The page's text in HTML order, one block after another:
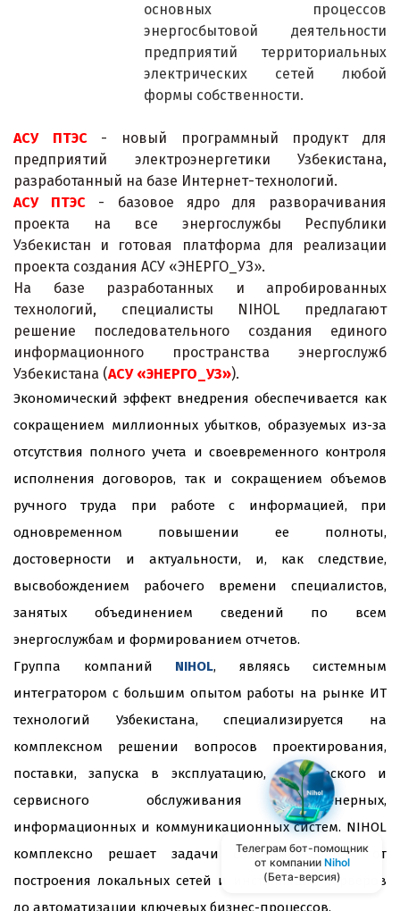
Телеграм бот-помощник
от компании Nihol
(Бета-версия)
основных процессов
энергосбытовой деятельности
предприятий территориальных
электрических сетей любой
формы собственности.
АСУ ПТЭС - новый программный продукт для
предприятий электроэнергетики Узбекистана,
разработанный на базе Интернет-технологий.
АСУ ПТЭС - базовое ядро для разворачивания
проекта на все энергослужбы Республики
Узбекистан и готовая платформа для реализации
проекта создания АСУ «ЭНЕРГО_УЗ».
На базе разработанных и апробированных
технологий, специалисты NIHOL предлагают
решение последовательного создания единого
информационного пространства энергослужб
Узбекистана (АСУ «ЭНЕРГО_УЗ»).
Экономический эффект внедрения обеспечивается как
сокращением миллионных убытков, образуемых из-за
отсутствия полного учета и своевременного контроля
исполнения договоров, так и сокращением объемов
ручного труда при работе с информацией, при
одновременном повышении ее полноты,
достоверности и актуальности, и, как следствие,
высвобождением рабочего времени специалистов,
занятых объединением сведений по всем
энергослужбам и формированием отчетов.
Группа компаний NIHOL, являясь системным
интегратором с большим опытом работы на рынке ИТ
технологий Узбекистана, специализируется на
комплексном решении вопросов проектирования,
поставки, запуска в эксплуатацию, технического и
сервисного обслуживания инженерных,
информационных и коммуникационных систем. NIHOL
комплексно решает задачи создания систем: от
построения локальных сетей и инсталляции серверов
до автоматизации ключевых бизнес-процессов.